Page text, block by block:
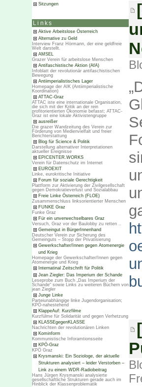
Sitzungen
Links
Aktive Arbeitslose Österreich
Alternative zu Geld
Interview Franz Hörmann, der eine geldfreie
Welt darstellt.
AMSEL
Grazer Verein für arbeitslose Menschen
Antifaschistische Aktion (AfA)
Infoblatt der revolutionär antifaschistischen
Bewegung
Antiimperialistisches Lager
Homepage der AIK (Antiimperialistische
Koordination)
ATTAC-Graz
ATTAC iste eine internationale Organisation,
die sich mit der Kritik an der rein
profitorientierten Ökonomie befasst; ATTAC-
Graz ist eine lokale Aktivistengruppe
ausreißer
Die grazer Wandzeitung des Verein zur
Förderung von Medienvielfalt und freier
Berichterstattung
Blog für Science & Politik
Darstellung alternativer Interpretationen
aktueller Ereignisse
EPICENTER.WORKS
Verein für Datenschutz im Internet
EUROEXIT
Linke, eurokritische Initiative
Forum für soziale Gerechtigkeit
Plattform zur Aktivierung der Zivilgesellschaft
gegen Demokratieverlust und Sozialabbau
Freie Linke Österreich (FLOE)
Zusammenschluss linksorientierter Menschen
FUNKE Graz
Funke Graz
Für ein unverwechselbares Graz
Versuch, Graz vor der Baulobby zu retten ..
Gemeingut in BürgerInnenhand
Deutscher Verein zur Sicherung des
Gemeinguts – Stopp der Privatisierung
Gewerkschafter/Innen gegen Atomenergie
und Krieg
Homepage der Gewerkschafter/Innen gegen
Atomenergie und Krieg
Internatinal Zeitschrift für Politik
Jean Ziegler: Das Imperium der Schande
Leseprobe zum Buch „Das Imperium der
Schande“ sowie Links zu weiteren Büchern von
jean Ziegler
Junge Linke
Parteiunabhängige linke Jugendorganisation;
KPÖ-nahestehend
KlappeAuf: Kurzfilme
Kurzfülme für Solidarität und gegen Verhetzung
KLASSEgegenKLASSE
Nachrichten der revolutionären Linken
Kominform
Kommunistische Inforamtionsseite
KPÖ-Graz
KPÖ Graz
Krysmanski: Ein Soziologe, der aktuelle
Strukturen analysiert – leider Verstorben –
Link zu einem WDR-Radiobeitrag
Hans Jürgen Krysmanski analysierte
gesellschaftliche Strukturen gerade auch im
Hinblick der Klassenproblematik